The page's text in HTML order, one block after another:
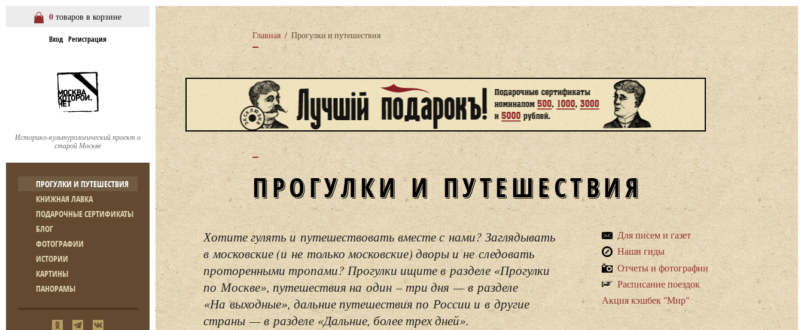
0 товаров в корзине
Вход Регистрация
Историко-культурологический проект о
старой Москве
ПРОГУЛКИ И ПУТЕШЕСТВИЯ
КНИЖНАЯ ЛАВКА
ПОДАРОЧНЫЕ СЕРТИФИКАТЫ
БЛОГ
ФОТОГРАФИИ
ИСТОРИИ
КАРТИНЫ
ПАНОРАМЫ
Главная / Прогулки и путешествия
ПРОГУЛКИ И ПУТЕШЕСТВИЯ
Для писем и газет
Наши гиды
Отчеты и фотографии
Расписание поездок
Акция кэшбек "Мир"
Хотите гулять и путешествовать вместе с нами? Заглядывать
в московские (и не только московские) дворы и не следовать
проторенными тропами? Прогулки ищите в разделе «Прогулки
по Москве», путешествия на один – три дня — в разделе
«На выходные», дальние путешествия по России и в другие
страны — в разделе «Дальние, более трех дней».